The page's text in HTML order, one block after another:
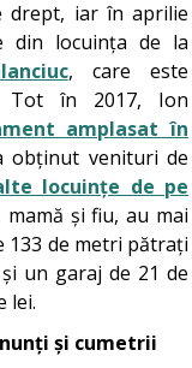
drept, iar în aprilie
din locuința de la
, care este
Tot în 2017, Ion
amplasat în
obținut venituri de
locuințe de pe
mamă și fiu, au mai
133 de metri pătrați
un garaj de 21 de
lei.
și cumetrii